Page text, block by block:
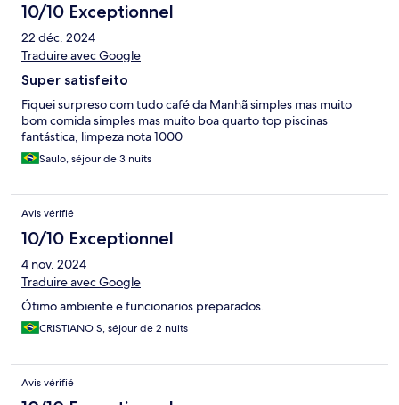
10/10 Exceptionnel
22 déc. 2024
Traduire avec Google
Super satisfeito
Fiquei surpreso com tudo café da Manhã simples mas muito
bom comida simples mas muito boa quarto top piscinas
fantástica, limpeza nota 1000
Saulo, séjour de 3 nuits
Avis vérifié
10/10 Exceptionnel
4 nov. 2024
Traduire avec Google
Ótimo ambiente e funcionarios preparados.
CRISTIANO S, séjour de 2 nuits
Avis vérifié